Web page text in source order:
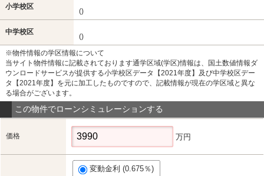
小学校区
()
中学校区
()
※物件情報の学区情報について
当サイト物件情報に記載されております通学区域(学区)情報は、国土数値情報ダ
ウンロードサービスが提供する小学校区データ【2021年度】及び中学校区デー
タ【2021年度】を元に加工したものですので、記載情報が現在の学区域と異な
る場合がございます。
この物件でローンシミュレーションする
価格 万円
変動金利 (0.675％)